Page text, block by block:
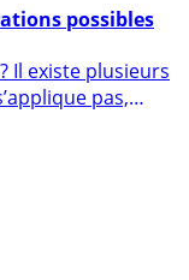
possibles
pas,